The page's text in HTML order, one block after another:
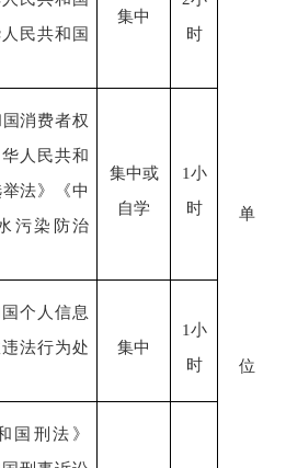
单
位
民共和国
集中
时
国消费者权
华人民共和
举法》 《中
污染防治
集中或
自学
1小
时
个人信息
法行为处
集中
1小
时
国刑法》